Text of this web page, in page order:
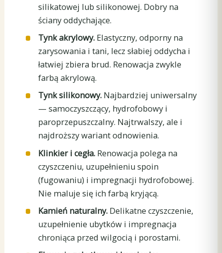
silikatowej lub silikonowej. Dobry na
ściany oddychające.
Tynk akrylowy.Elastyczny, odporny na
zarysowania i tani, lecz słabiej oddycha i
łatwiej zbiera brud. Renowacja zwykle
farbą akrylową.
Tynk silikonowy.Najbardziej uniwersalny
— samoczyszczący, hydrofobowy i
paroprzepuszczalny. Najtrwalszy, ale i
najdroższy wariant odnowienia.
Klinkier i cegła.Renowacja polega na
czyszczeniu, uzupełnieniu spoin
(fugowaniu) i impregnacji hydrofobowej.
Nie maluje się ich farbą kryjącą.
Kamień naturalny.Delikatne czyszczenie,
uzupełnienie ubytków i impregnacja
chroniąca przed wilgocią i porostami.